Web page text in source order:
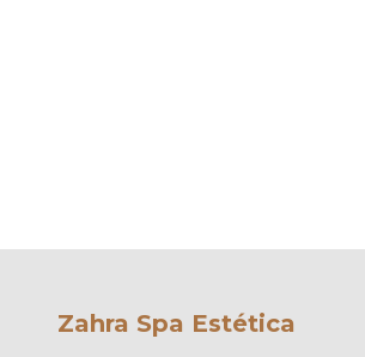
Zahra Spa Estética